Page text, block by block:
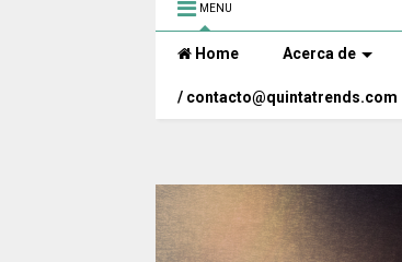
MENU
Home Acerca de
/ contacto@quintatrends.com